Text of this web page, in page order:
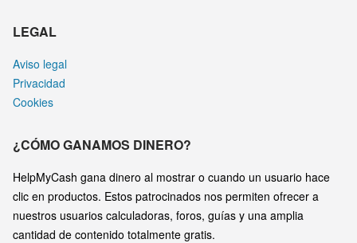
LEGAL
Aviso legal
Privacidad
Cookies
¿CÓMO GANAMOS DINERO?
HelpMyCash gana dinero al mostrar o cuando un usuario hace
clic en productos. Estos patrocinados nos permiten ofrecer a
nuestros usuarios calculadoras, foros, guías y una amplia
cantidad de contenido totalmente gratis.